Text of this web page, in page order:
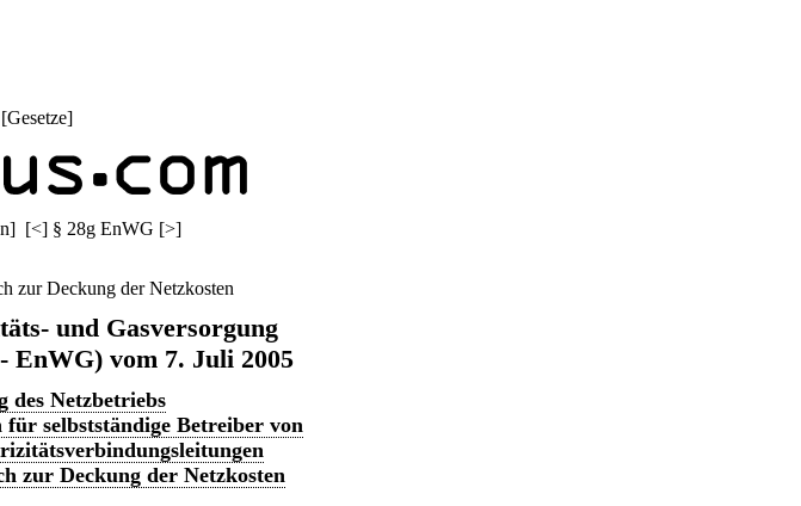
Gesetze]
] [<] § 28g EnWG [>]
zur Deckung der Netzkosten
und Gasversorgung
EnWG) vom 7. Juli 2005
des Netzbetriebs
selbstständige Betreiber von
zur Deckung der Netzkosten